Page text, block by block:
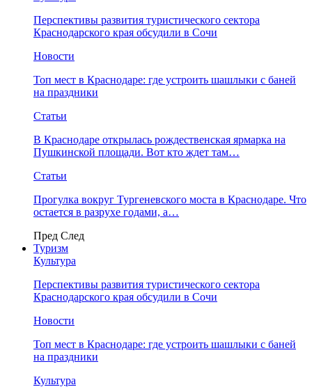
Перспективы развития туристического сектора
Краснодарского края обсудили в Сочи
Новости
Топ мест в Краснодаре: где устроить шашлыки с баней
на праздники
Статьи
В Краснодаре открылась рождественская ярмарка на
Пушкинской площади. Вот кто ждет там…
Статьи
Прогулка вокруг Тургеневского моста в Краснодаре. Что
остается в разрухе годами, а…
Пред След
Туризм
Культура
Перспективы развития туристического сектора
Краснодарского края обсудили в Сочи
Новости
Топ мест в Краснодаре: где устроить шашлыки с баней
на праздники
Культура